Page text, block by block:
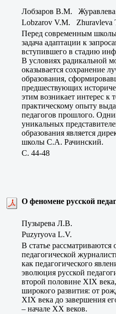
Лобзаров В.М.
Lobzarov V.M. Zhuravleva
Перед современным
задача адаптации к
вступившего в стадию
В условиях радикальной
оказывается сохранение
образования,
предшествующих
этим возникает интерес к
практическому опыту
педагогов прошлого.
уникальных
образования является
школы С.А. Рачинский.
C. 44-48
О феномене русской
Пузырева Л.В.
Puzyryova L.V.
В статье
педагогической
как педагогического
эволюция русской
второй половине XIX
широкого развития: от
XIX века до завершения
– начале ХХ веков.